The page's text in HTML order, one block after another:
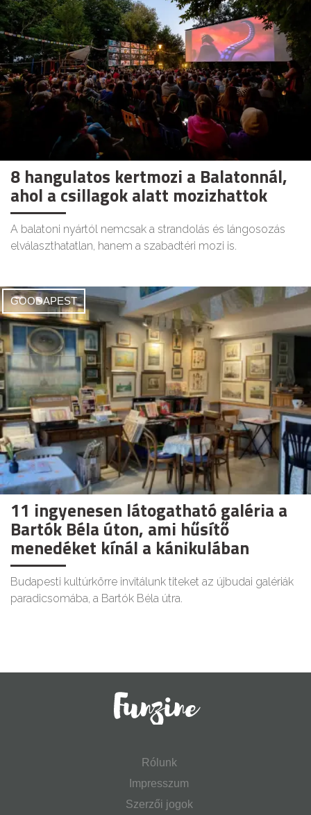
8 hangulatos kertmozi a Balatonnál,
ahol a csillagok alatt mozizhattok
A balatoni nyártól nemcsak a strandolás és lángosozás
elválaszthatatlan, hanem a szabadtéri mozi is.
GOODAPEST
11 ingyenesen látogatható galéria a
Bartók Béla úton, ami hűsítő
menedéket kínál a kánikulában
Budapesti kultúrkörre invitálunk titeket az újbudai galériák
paradicsomába, a Bartók Béla útra.
Rólunk
Impresszum
Szerzői jogok